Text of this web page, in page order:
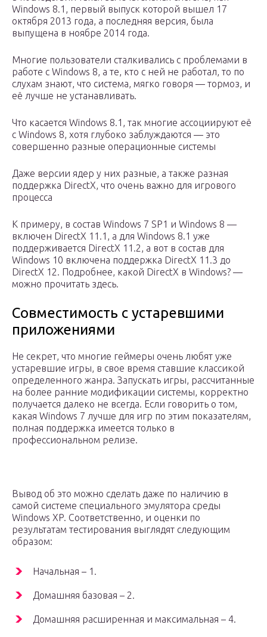
Windows 8.1, первый выпуск которой вышел 17
октября 2013 года, а последняя версия, была
выпущена в ноябре 2014 года.
Многие пользователи сталкивались с проблемами в
работе с Windows 8, а те, кто с ней не работал, то по
слухам знают, что система, мягко говоря — тормоз, и
её лучше не устанавливать.
Что касается Windows 8.1, так многие ассоциируют её
с Windows 8, хотя глубоко заблуждаются — это
совершенно разные операционные системы
Даже версии ядер у них разные, а также разная
поддержка DirectX, что очень важно для игрового
процесса
К примеру, в состав Windows 7 SP1 и Windows 8 —
включен DirectX 11.1, а для Windows 8.1 уже
поддерживается DirectX 11.2, а вот в состав для
Windows 10 включена поддержка DirectX 11.3 до
DirectX 12. Подробнее, какой DirectX в Windows? —
можно прочитать здесь.
Совместимость с устаревшими
приложениями
Не секрет, что многие геймеры очень любят уже
устаревшие игры, в свое время ставшие классикой
определенного жанра. Запускать игры, рассчитанные
на более ранние модификации системы, корректно
получается далеко не всегда. Если говорить о том,
какая Windows 7 лучше для игр по этим показателям,
полная поддержка имеется только в
профессиональном релизе.
Вывод об это можно сделать даже по наличию в
самой системе специального эмулятора среды
Windows XP. Соответственно, и оценки по
результатам тестирования выглядят следующим
образом:
Начальная – 1.
Домашняя базовая – 2.
Домашняя расширенная и максимальная – 4.